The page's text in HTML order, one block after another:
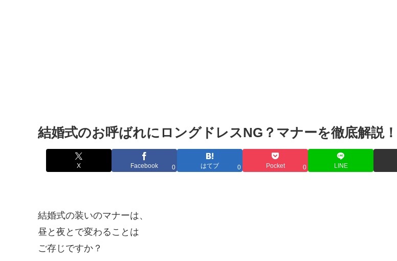
結婚式のお呼ばれにロングドレスNG？マナーを徹底解説！
X Facebook 0 はてブ 0 Pocket 0 LINE
結婚式の装いのマナーは、
昼と夜とで変わることは
ご存じですか？